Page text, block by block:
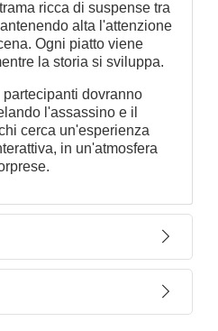
ricca di suspense tra
alta l'attenzione
Ogni piatto viene
la storia si sviluppa.
dovranno
l'assassino e il
cerca un'esperienza
in un'atmosfera